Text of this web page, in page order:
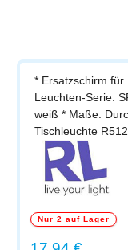
* Ersatzschirm für
Leuchten-Serie:
weiß * Maße:
Tischleuchte
Nur 2 auf Lager
Regulärer Preis: